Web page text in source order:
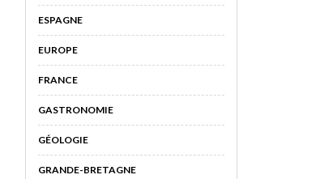
ESPAGNE
EUROPE
FRANCE
GASTRONOMIE
GÉOLOGIE
GRANDE-BRETAGNE